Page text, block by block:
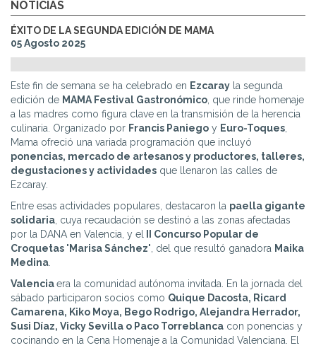
NOTICIAS
ÉXITO DE LA SEGUNDA EDICIÓN DE MAMA
05 Agosto 2025
Este fin de semana se ha celebrado en Ezcaray la segunda
edición de MAMA Festival Gastronómico, que rinde homenaje
a las madres como figura clave en la transmisión de la herencia
culinaria. Organizado por Francis Paniego y Euro-Toques,
Mama ofreció una variada programación que incluyó
ponencias, mercado de artesanos y productores, talleres,
degustaciones y actividades que llenaron las calles de
Ezcaray.
Entre esas actividades populares, destacaron la paella gigante
solidaria, cuya recaudación se destinó a las zonas afectadas
por la DANA en Valencia, y el II Concurso Popular de
Croquetas 'Marisa Sánchez', del que resultó ganadora Maika
Medina.
Valenciaera la comunidad autónoma invitada. En la jornada del
sábado participaron socios como Quique Dacosta, Ricard
Camarena, Kiko Moya, Bego Rodrigo, Alejandra Herrador,
Susi Díaz, Vicky Sevilla o Paco Torreblanca con ponencias y
cocinando en la Cena Homenaje a la Comunidad Valenciana. El